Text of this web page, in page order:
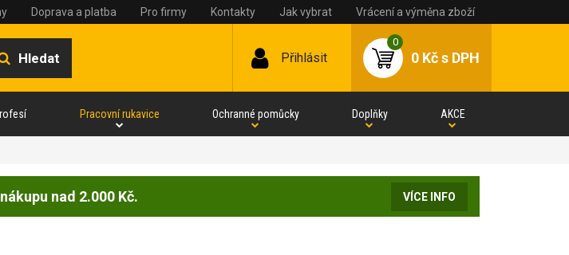
Doprava a platba Pro firmy Kontakty Jak vybrat Vrácení a výměna zboží
Hledat Přihlásit
0
0 Kčs DPH
Pracovní rukavice Ochranné pomůcky Doplňky AKCE
nad 2.000 Kč. VÍCE INFO